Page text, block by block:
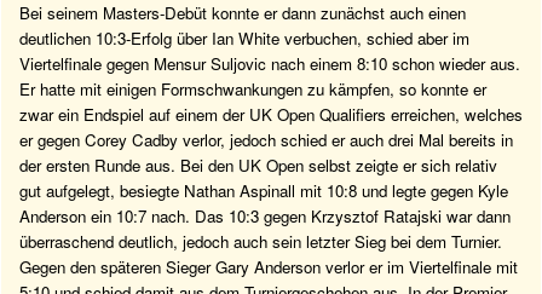
Bei seinem Masters-Debüt konnte er dann zunächst auch einen
deutlichen 10:3-Erfolg über Ian White verbuchen, schied aber im
Viertelfinale gegen Mensur Suljovic nach einem 8:10 schon wieder aus.
Er hatte mit einigen Formschwankungen zu kämpfen, so konnte er
zwar ein Endspiel auf einem der UK Open Qualifiers erreichen, welches
er gegen Corey Cadby verlor, jedoch schied er auch drei Mal bereits in
der ersten Runde aus. Bei den UK Open selbst zeigte er sich relativ
gut aufgelegt, besiegte Nathan Aspinall mit 10:8 und legte gegen Kyle
Anderson ein 10:7 nach. Das 10:3 gegen Krzysztof Ratajski war dann
überraschend deutlich, jedoch auch sein letzter Sieg bei dem Turnier.
Gegen den späteren Sieger Gary Anderson verlor er im Viertelfinale mit